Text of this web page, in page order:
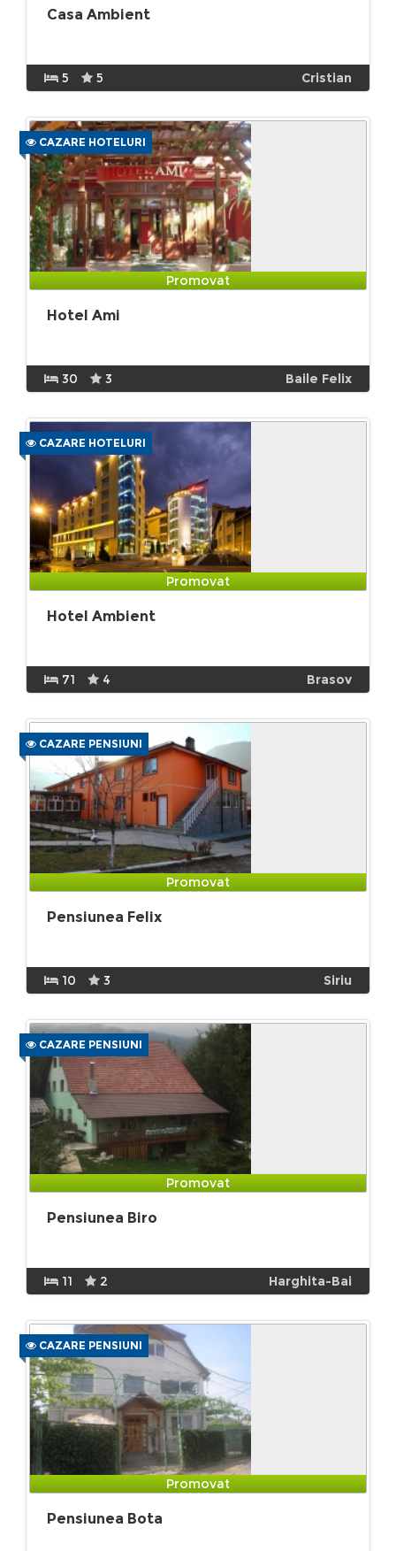
Casa Ambient
5 5 Cristian
CAZARE HOTELURI
Promovat
Hotel Ami
30 3 Baile Felix
CAZARE HOTELURI
Promovat
Hotel Ambient
71 4 Brasov
CAZARE PENSIUNI
Promovat
Pensiunea Felix
10 3 Siriu
CAZARE PENSIUNI
Promovat
Pensiunea Biro
11 2 Harghita-Bai
CAZARE PENSIUNI
Promovat
Pensiunea Bota